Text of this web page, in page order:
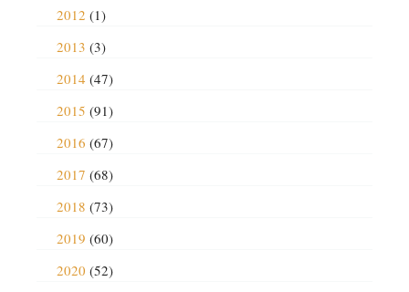
2012 (1)
2013 (3)
2014 (47)
2015 (91)
2016 (67)
2017 (68)
2018 (73)
2019 (60)
2020 (52)